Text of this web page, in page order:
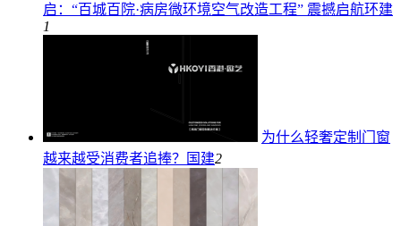
启：“百城百院·病房微环境空气改造工程” 震撼启航环建
1
为什么轻奢定制门窗
越来越受消费者追捧？
国建2